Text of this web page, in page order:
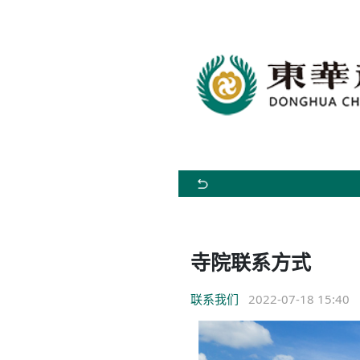
寺院联系方式
联系我们 2022-07-18 15:40